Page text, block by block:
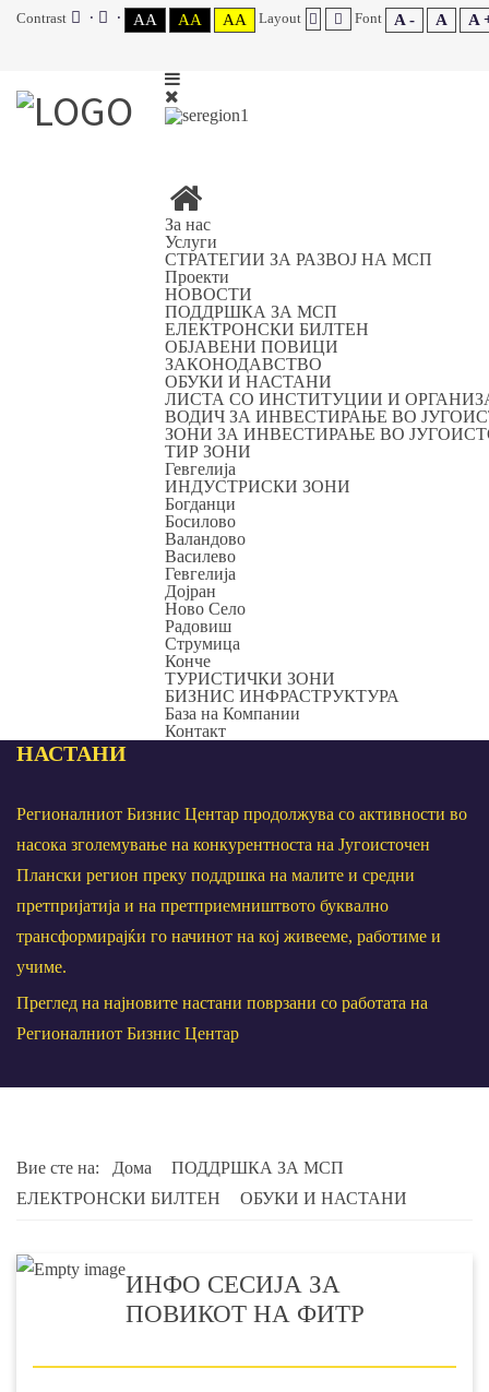
Contrast AA AA AA Layout Font A - A A
За нас
Услуги
СТРАТЕГИИ ЗА РАЗВОЈ НА МСП
Проекти
НОВОСТИ
ПОДДРШКА ЗА МСП
ЕЛЕКТРОНСКИ БИЛТЕН
ОБЈАВЕНИ ПОВИЦИ
ЗАКОНОДАВСТВО
ОБУКИ И НАСТАНИ
ЛИСТА СО ИНСТИТУЦИИ И
ВОДИЧ ЗА ИНВЕСТИРАЊЕ ВО
ЗОНИ ЗА ИНВЕСТИРАЊЕ ВО
ТИР ЗОНИ
Гевгелија
ИНДУСТРИСКИ ЗОНИ
Богданци
Босилово
Валандово
Василево
Гевгелија
Дојран
Ново Село
Радовиш
Струмица
Конче
ТУРИСТИЧКИ ЗОНИ
БИЗНИС ИНФРАСТРУКТУРА
База на Компании
Контакт
НАСТАНИ
Регионалниот Бизнис Центар продолжува со активности во
насока зголемување на конкурентноста на Југоисточен
Плански регион преку поддршка на малите и средни
претпријатија и на претприемништвото буквално
трансформирајќи го начинот на кој живееме, работиме и
учиме.
Преглед на најновите настани поврзани со работата на
Регионалниот Бизнис Центар
Вие сте на: Дома
ПОДДРШКА ЗА МСП
ЕЛЕКТРОНСКИ БИЛТЕН
ОБУКИ И НАСТАНИ
ИНФО СЕСИЈА ЗА
ПОВИКОТ НА ФИТР